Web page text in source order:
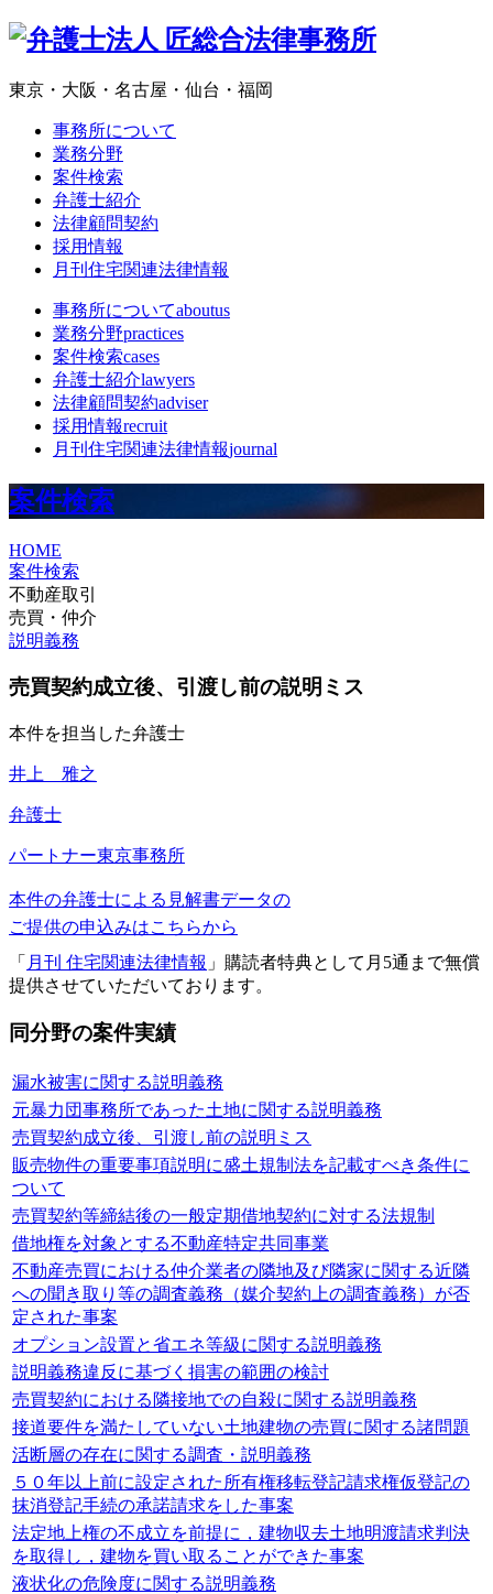
東京・大阪・名古屋・仙台・福岡
事務所について
業務分野
案件検索
弁護士紹介
法律顧問契約
採用情報
月刊住宅関連法律情報
事務所についてaboutus
業務分野practices
案件検索cases
弁護士紹介lawyers
法律顧問契約adviser
採用情報recruit
月刊住宅関連法律情報journal
案件検索
HOME
案件検索
不動産取引
売買・仲介
説明義務
売買契約成立後、引渡し前の説明ミス
本件を担当した弁護士
井上 雅之
弁護士
パートナー東京事務所
本件の弁護士による見解書データの
ご提供の申込みはこちらから
「 月刊 住宅関連法律情報 」購読者特典として月5通まで無償
提供させていただいております。
同分野の案件実績
漏水被害に関する説明義務
元暴力団事務所であった土地に関する説明義務
売買契約成立後、引渡し前の説明ミス
販売物件の重要事項説明に盛土規制法を記載すべき条件に
ついて
売買契約等締結後の一般定期借地契約に対する法規制
借地権を対象とする不動産特定共同事業
不動産売買における仲介業者の隣地及び隣家に関する近隣
への聞き取り等の調査義務（媒介契約上の調査義務）が否
定された事案
オプション設置と省エネ等級に関する説明義務
説明義務違反に基づく損害の範囲の検討
売買契約における隣接地での自殺に関する説明義務
接道要件を満たしていない土地建物の売買に関する諸問題
活断層の存在に関する調査・説明義務
５０年以上前に設定された所有権移転登記請求権仮登記の
抹消登記手続の承諾請求をした事案
法定地上権の不成立を前提に，建物収去土地明渡請求判決
を取得し，建物を買い取ることができた事案
液状化の危険度に関する説明義務